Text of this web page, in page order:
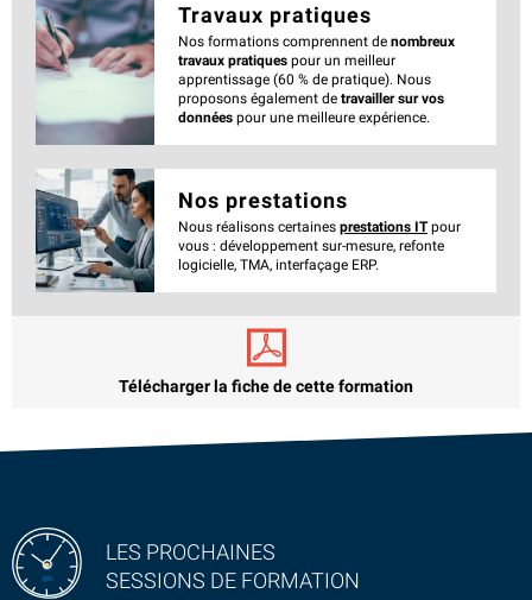
Travaux pratiques
Nos formations comprennent de nombreux
travaux pratiques pour un meilleur
apprentissage (60 % de pratique). Nous
proposons également de travailler sur vos
données pour une meilleure expérience.
Nos prestations
Nous réalisons certaines prestations ITpour
vous : développement sur-mesure, refonte
logicielle, TMA, interfaçage ERP.
Télécharger la fiche de cette formation
LES PROCHAINES
SESSIONS DE FORMATION